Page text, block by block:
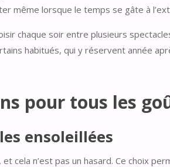
même lorsque le temps se gâte à
chaque soir entre plusieurs
habitués, qui y réservent année
pour tous les
ensoleillées
cela n’est pas un hasard. Ce choix